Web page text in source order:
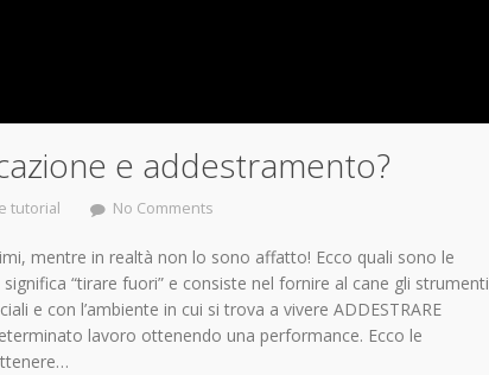
e addestramento?
tutorial No Comments
mentre in realtà non lo sono affatto! Ecco quali sono le
“tirare fuori” e consiste nel fornire al cane gli strumenti
e con l’ambiente in cui si trova a vivere ADDESTRARE
lavoro ottenendo una performance. Ecco le